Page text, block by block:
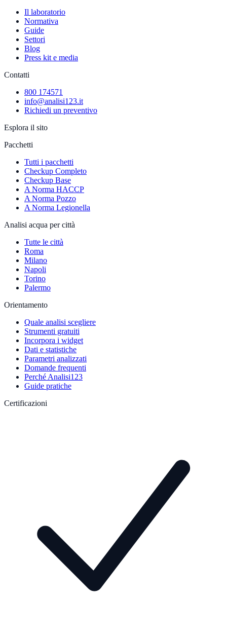
Il laboratorio
Normativa
Guide
Settori
Blog
Press kit e media
Contatti
800 174571
info@analisi123.it
Richiedi un preventivo
Esplora il sito
Pacchetti
Tutti i pacchetti
Checkup Completo
Checkup Base
A Norma HACCP
A Norma Pozzo
A Norma Legionella
Analisi acqua per città
Tutte le città
Roma
Milano
Napoli
Torino
Palermo
Orientamento
Quale analisi scegliere
Strumenti gratuiti
Incorpora i widget
Dati e statistiche
Parametri analizzati
Domande frequenti
Perché Analisi123
Guide pratiche
Certificazioni